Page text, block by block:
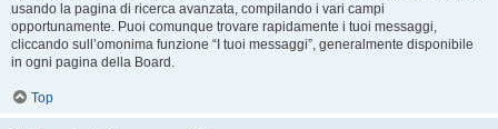
usando la pagina di ricerca avanzata, compilando i vari campi
opportunamente. Puoi comunque trovare rapidamente i tuoi messaggi,
cliccando sull’omonima funzione “I tuoi messaggi”, generalmente disponibile
in ogni pagina della Board.
Top